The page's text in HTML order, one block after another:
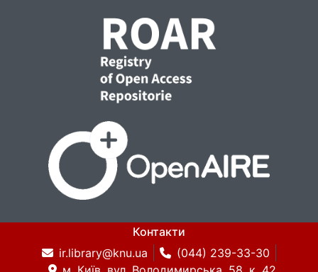
Контакти
ir.library@knu.ua
(044) 239-33-30